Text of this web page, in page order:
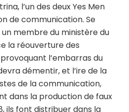
l’un des deux Yes Men
de communication. Se
membre du ministère du
la réouverture des
l’embarras du
démentir, et l’ire de la
de la communication,
dans la production de faux
ils font distribuer dans la